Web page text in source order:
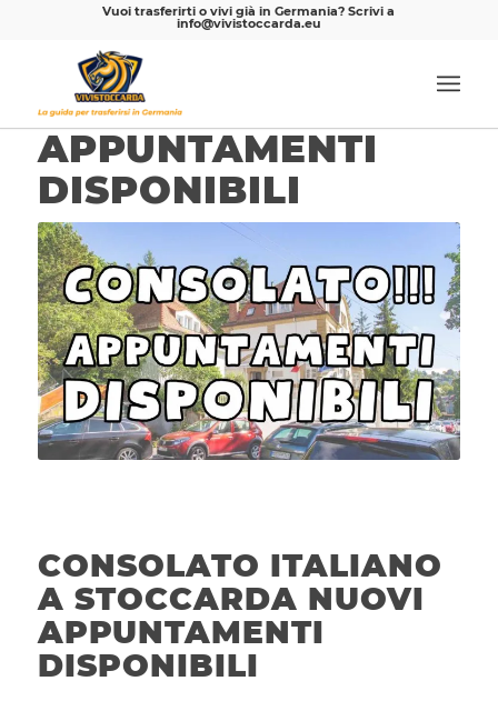
Vuoi trasferirti o vivi già in Germania? Scrivi a
info@vivistoccarda.eu
APPUNTAMENTI
DISPONIBILI
CONSOLATO ITALIANO
A STOCCARDA NUOVI
APPUNTAMENTI
DISPONIBILI